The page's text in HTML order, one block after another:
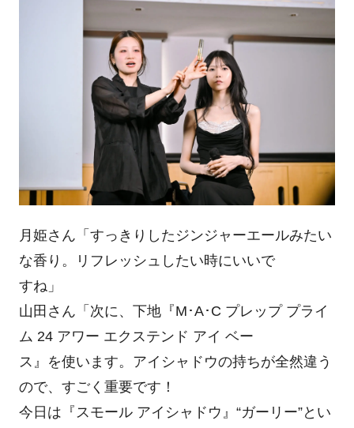
月姫さん「すっきりしたジンジャーエールみたい
な香り。リフレッシュしたい時にいいで
すね」
山田さん「次に、下地『M･A･C プレップ プライ
ム 24 アワー エクステンド アイ ベー
ス』を使います。アイシャドウの持ちが全然違う
ので、すごく重要です！
今日は『スモール アイシャドウ』“ガーリー”とい